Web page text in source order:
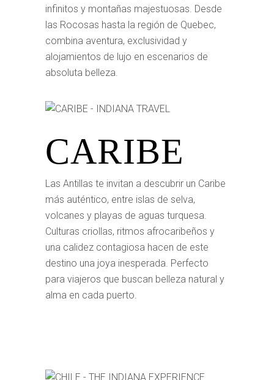
infinitos y montañas majestuosas. Desde
las Rocosas hasta la región de Quebec,
combina aventura, exclusividad y
alojamientos de lujo en escenarios de
absoluta belleza.
CARIBE
Las Antillas te invitan a descubrir un Caribe
más auténtico, entre islas de selva,
volcanes y playas de aguas turquesa.
Culturas criollas, ritmos afrocaribeños y
una calidez contagiosa hacen de este
destino una joya inesperada. Perfecto
para viajeros que buscan belleza natural y
alma en cada puerto.